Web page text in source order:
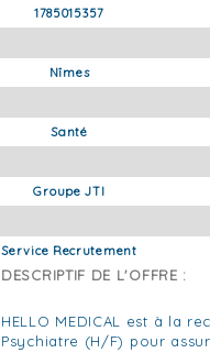
1785015357
Nîmes
Santé
Groupe JTI
Service Recrutement
DESCRIPTIF DE L'OFFRE :
HELLO MEDICAL est à la
Psychiatre (H/F) pour